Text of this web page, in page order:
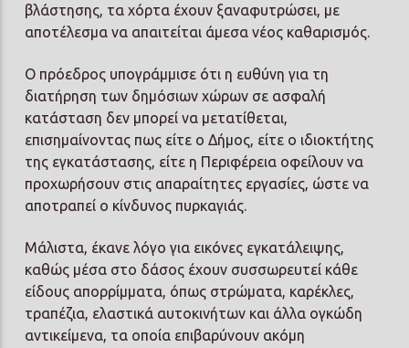
βλάστησης, τα χόρτα έχουν ξαναφυτρώσει, με
αποτέλεσμα να απαιτείται άμεσα νέος καθαρισμός.
Ο πρόεδρος υπογράμμισε ότι η ευθύνη για τη
διατήρηση των δημόσιων χώρων σε ασφαλή
κατάσταση δεν μπορεί να μετατίθεται,
επισημαίνοντας πως είτε ο Δήμος, είτε ο ιδιοκτήτης
της εγκατάστασης, είτε η Περιφέρεια οφείλουν να
προχωρήσουν στις απαραίτητες εργασίες, ώστε να
αποτραπεί ο κίνδυνος πυρκαγιάς.
Μάλιστα, έκανε λόγο για εικόνες εγκατάλειψης,
καθώς μέσα στο δάσος έχουν συσσωρευτεί κάθε
είδους απορρίμματα, όπως στρώματα, καρέκλες,
τραπέζια, ελαστικά αυτοκινήτων και άλλα ογκώδη
αντικείμενα, τα οποία επιβαρύνουν ακόμη